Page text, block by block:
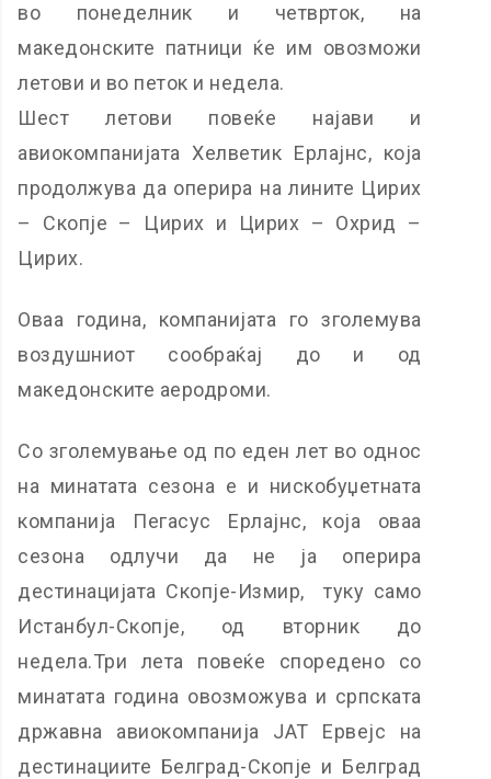
во понеделник и четврток, на
македонските патници ќе им овозможи
летови и во петок и недела.
Шест летови повеќе најави и
авиокомпанијата Хелветик Ерлајнс, која
продолжува да оперира на лините Цирих
– Скопје – Цирих и Цирих – Охрид –
Цирих.
Оваа година, компанијата го зголемува
воздушниот сообраќај до и од
македонските аеродроми.
Со зголемување од по еден лет во однос
на минатата сезона е и нискобуџетната
компанија Пегасус Ерлајнс, која оваа
сезона одлучи да не ја оперира
дестинацијата Скопје-Измир, туку само
Истанбул-Скопје, од вторник до
недела.Три лета повеќе споредено со
минатата година овозможува и српската
државна авиокомпанија ЈАТ Ервејс на
дестинациите Белград-Скопје и Белград